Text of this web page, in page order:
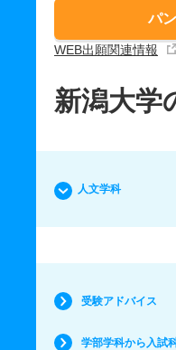
パ
WEB出願関連情報
新潟大学
人文学科
受験アドバイス
学部学科から入試